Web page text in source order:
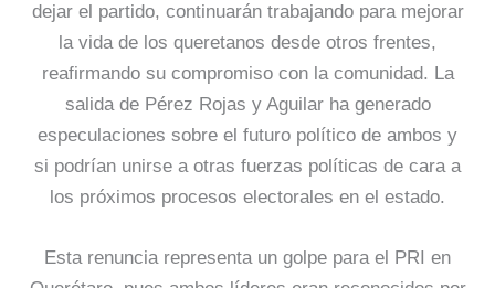
dejar el partido, continuarán trabajando para mejorar
la vida de los queretanos desde otros frentes,
reafirmando su compromiso con la comunidad. La
salida de Pérez Rojas y Aguilar ha generado
especulaciones sobre el futuro político de ambos y
si podrían unirse a otras fuerzas políticas de cara a
los próximos procesos electorales en el estado.
Esta renuncia representa un golpe para el PRI en